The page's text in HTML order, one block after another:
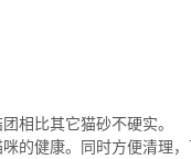
相比其它猫砂不硬实。
的健康。同时方便清理